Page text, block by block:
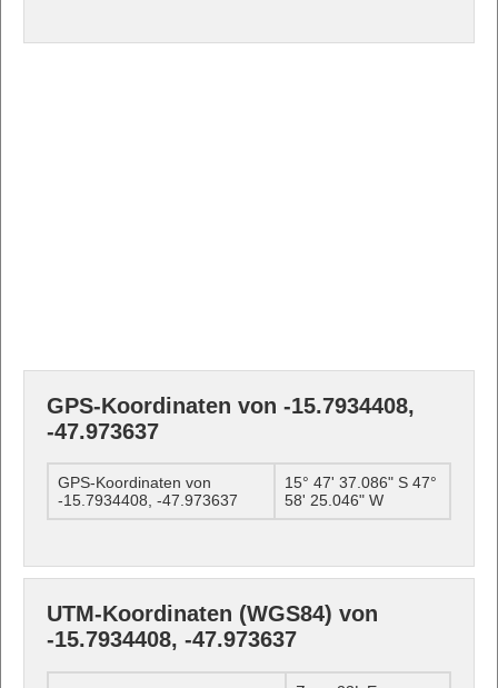
GPS-Koordinaten von -15.7934408,
-47.973637
GPS-Koordinaten von
-15.7934408, -47.973637
15° 47' 37.086" S 47°
58' 25.046" W
UTM-Koordinaten (WGS84) von
-15.7934408, -47.973637